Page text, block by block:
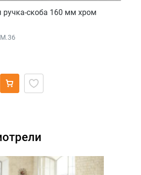
ручка-скоба 160 мм хром